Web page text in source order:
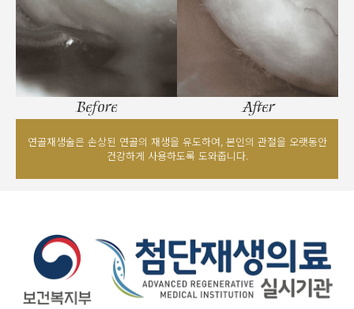
Before After
연골재생술은 손상된 연골의 재생을 유도하여, 본인의 관절을 오랫동안
건강하게 사용하도록 도와줍니다.